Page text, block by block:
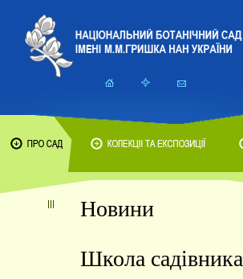
Новини
Школа садівника